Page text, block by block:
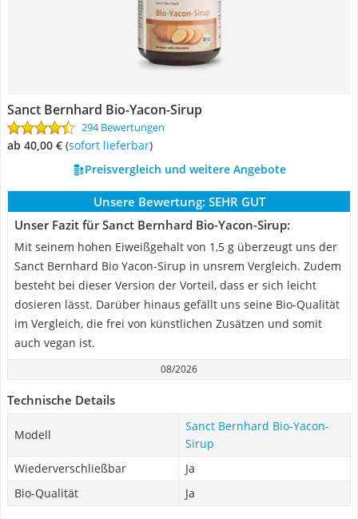
Sanct Bernhard Bio-Yacon-Sirup
294 Bewertungen
ab 40,00 € ( Sofort lieferbar)
Preisvergleich und weitere Angebote
Unsere Bewertung: SEHR GUT
Unser Fazit für Sanct Bernhard Bio-Yacon-Sirup:
Mit seinem hohen Eiweißgehalt von 1,5 g überzeugt uns der
Sanct Bernhard Bio Yacon-Sirup in unsrem Vergleich. Zudem
besteht bei dieser Version der Vorteil, dass er sich leicht
dosieren lässt. Darüber hinaus gefällt uns seine Bio-Qualität
im Vergleich, die frei von künstlichen Zusätzen und somit
auch vegan ist.
08/2026
Technische Details
Modell
Sanct Bernhard Bio-Yacon-
Sirup
Wiederverschließbar
Ja
Bio-Qualität
Ja